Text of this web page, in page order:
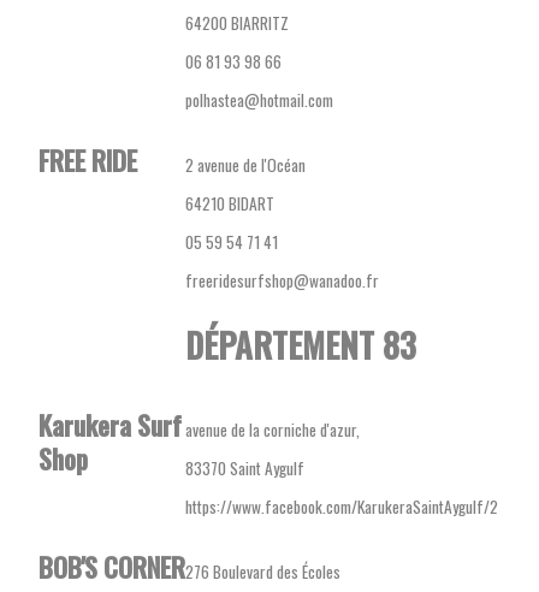
64200 BIARRITZ
06 81 93 98 66
polhastea@hotmail.com
FREE RIDE
2 avenue de l'Océan
64210 BIDART
05 59 54 71 41
freeridesurfshop@wanadoo.fr
DÉPARTEMENT 83
Karukera Surf
Shop
avenue de la corniche d'azur,
83370 Saint Aygulf
https://www.facebook.com/KarukeraSaintAygulf/2
BOB'S CORNER276 Boulevard des Écoles